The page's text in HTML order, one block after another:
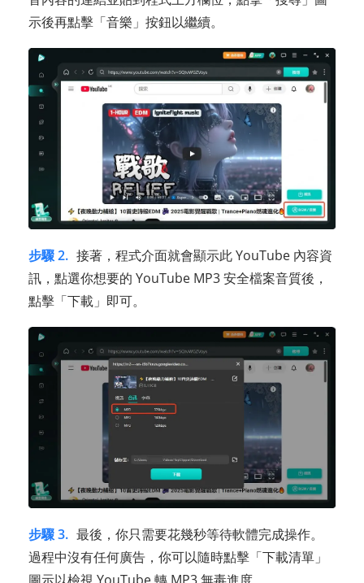
示後再點擊「音樂」按鈕以繼續。
步驟 2. 接著，程式介面就會顯示此 YouTube 內容資
訊，點選你想要的 YouTube MP3 安全檔案音質後，
點擊「下載」即可。
步驟 3. 最後，你只需要花幾秒等待軟體完成操作。
過程中沒有任何廣告，你可以隨時點擊「下載清單」